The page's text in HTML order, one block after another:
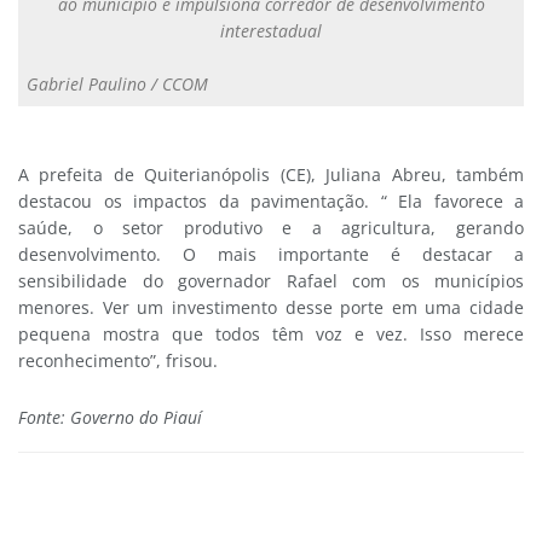
interestadual
Gabriel Paulino / CCOM
A prefeita de Quiterianópolis (CE), Juliana Abreu, também
destacou os impactos da pavimentação. “ Ela favorece a
saúde, o setor produtivo e a agricultura, gerando
desenvolvimento. O mais importante é destacar a
sensibilidade do governador Rafael com os municípios
menores. Ver um investimento desse porte em uma cidade
pequena mostra que todos têm voz e vez. Isso merece
reconhecimento”, frisou.
Fonte: Governo do Piauí